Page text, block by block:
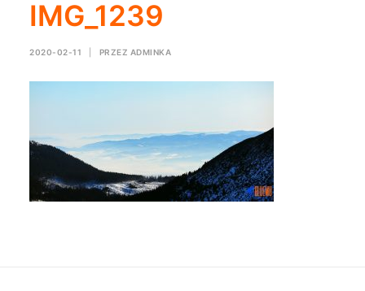
IMG_1239
2020-02-11 PRZEZ ADMINKA